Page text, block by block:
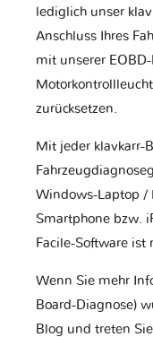
lediglich unser
Anschluss Ihres
mit unserer
zurücksetzen.
Mit jeder klavkarr-
Windows-Laptop /
Smartphone bzw.
Facile-Software ist
Wenn Sie mehr
Board-Diagnose)
Blog und treten